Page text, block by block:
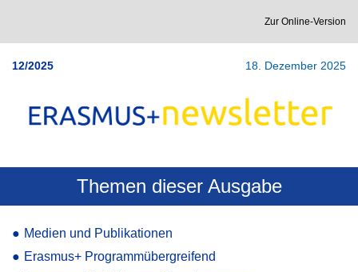
Zur Online-Version
12/2025 18. Dezember 2025
Themen dieser Ausgabe
● Medien und Publikationen
● Erasmus+ Programmübergreifend